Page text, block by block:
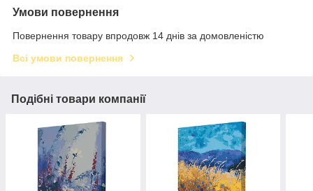
Умови повернення
Повернення товару впродовж 14 днів за домовленістю
Всі умови повернення
Подібні товари компанії